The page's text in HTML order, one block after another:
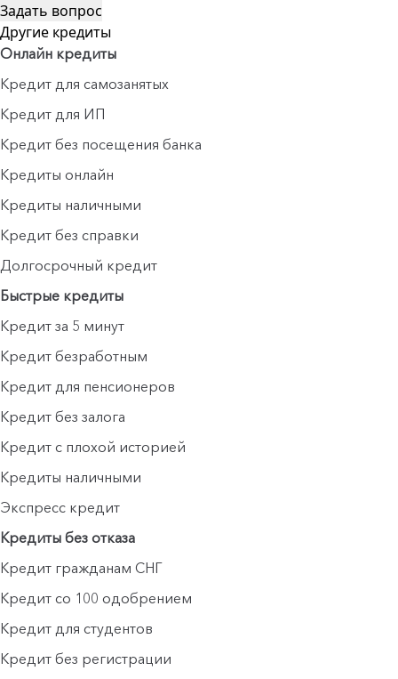
Задать вопрос
Другие кредиты
Онлайн кредиты
Кредит для самозанятых
Кредит для ИП
Кредит без посещения банка
Кредиты онлайн
Кредиты наличными
Кредит без справки
Долгосрочный кредит
Быстрые кредиты
Кредит за 5 минут
Кредит безработным
Кредит для пенсионеров
Кредит без залога
Кредит с плохой историей
Кредиты наличными
Экспресс кредит
Кредиты без отказа
Кредит гражданам СНГ
Кредит со 100 одобрением
Кредит для студентов
Кредит без регистрации